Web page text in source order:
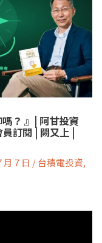
？ 』| 阿甘投資
訂閱 | 闕又上 |
月 7 日 /台積電投資,